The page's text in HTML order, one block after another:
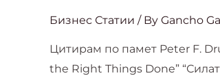
Бизнес Статии / By Gancho
Цитирам по памет Peter F.
the Right Things Done”
стопанство
високо
рискови